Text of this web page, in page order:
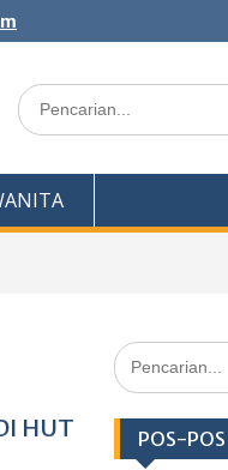
Search
for:
HUT
Search
for:
POS-